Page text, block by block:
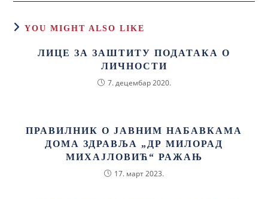
YOU MIGHT ALSO LIKE
ЛИЦЕ ЗА ЗАШТИТУ ПОДАТАКА О
ЛИЧНОСТИ
7. децембар 2020.
ПРАВИЛНИК О ЈАВНИМ НАБАВКАМА
ДОМА ЗДРАВЉА „ДР МИЛОРАД
МИХАЈЛОВИЋ“ РАЖАЊ
17. март 2023.